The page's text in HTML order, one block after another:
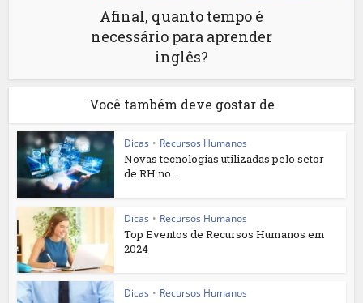
Afinal, quanto tempo é
necessário para aprender
inglês?
Você também deve gostar de
Dicas • Recursos Humanos
Novas tecnologias utilizadas pelo setor
de RH no...
Dicas • Recursos Humanos
Top Eventos de Recursos Humanos em
2024
Dicas • Recursos Humanos